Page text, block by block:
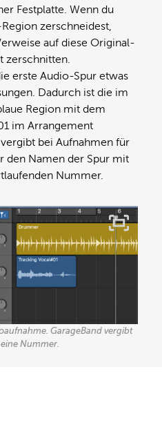
Festplatte. Wenn du
zerschneidest,
auf diese Original-
zerschnitten.
erste Audio-Spur etwas
Dadurch ist die im
Region mit dem
im Arrangement
bei Aufnahmen für
den Namen der Spur mit
Nummer.
GarageBand vergibt
Nummer.